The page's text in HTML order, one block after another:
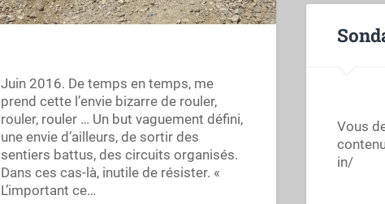
Juin 2016. De temps en temps, me
prend cette l’envie bizarre de rouler,
rouler, rouler … Un but vaguement défini,
une envie d’ailleurs, de sortir des
sentiers battus, des circuits organisés.
Dans ces cas-là, inutile de résister. «
L’important ce…
Vous
in/